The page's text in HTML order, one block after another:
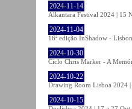
2024-11-14
Alkantara Festival 2024 | 15
2024-11-04
16ª edição InShadow -
2024-10-30
Ciclo Chris Marker - A
2024-10-22
Drawing Room Lisboa 2024 |
2024-10-15